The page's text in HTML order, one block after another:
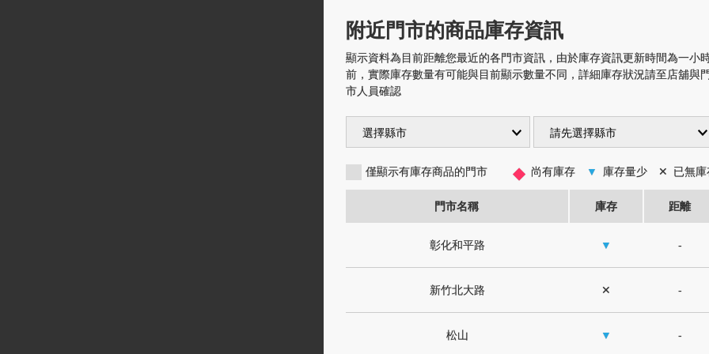
附近門市的商品庫存資訊
顯示資料為目前距離您最近的各門市資訊，由於庫存資訊更新時間為一小
前，實際庫存數量有可能與目前顯示數量不同，詳細庫存狀況請至店舖與門
市人員確認
僅顯示有庫存商品的門市 ◆ 尚有庫存 ▼ 庫存量少 ✕ 已無庫
門市名稱 庫存 距離
彰化和平路 ▼ -
新竹北大路 ✕ -
松山 ▼ -